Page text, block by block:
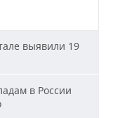
выявили 19
в России